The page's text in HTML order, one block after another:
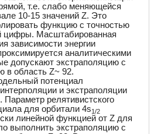
т.е. слабо меняющейся
10-15 значений Z. Это
функцию с точностью
цифры. Масштабированная
зависимости энергии
аналитическими
допускают экстраполяцию с
в область Z~ 92.
потенциал
и экстраполяции
Параметр релятивистского
для орбитали 4s1/2
линейной функцией от Z для
выполнить экстраполяцию с